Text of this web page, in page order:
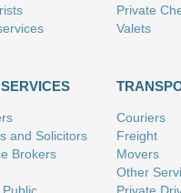
Private
Valets
and Solicitors
Brokers
Couriers
Freight
Movers
Other